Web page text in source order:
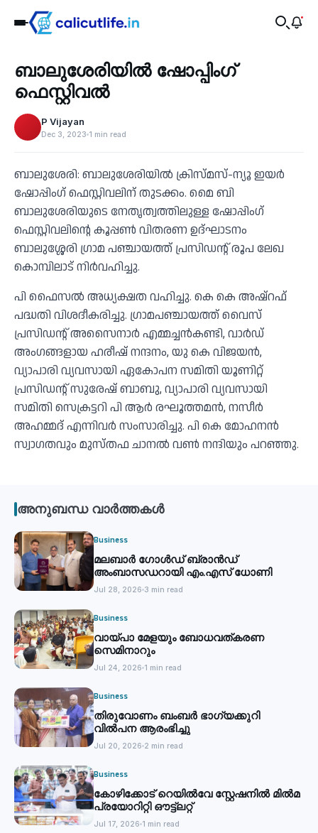
‹
Business
ബാലുശേരിയിൽ ഷോപ്പിംഗ്
ഫെസ്റ്റിവൽ
P Vijayan
Dec 3, 2023 1 min read
ബാലുശേരി: ബാലുശേരിയിൽ ക്രിസ്മസ്-ന്യൂ ഇയർ
ഷോപ്പിംഗ് ഫെസ്റ്റിവലിന് തുടക്കം. മൈ ബി
ബാലുശേരിയുടെ നേതൃത്വത്തിലുള്ള ഷോപ്പിംഗ്
ഫെസ്റ്റിവലിന്റെ കൂപ്പൺ വിതരണ ഉദ്ഘാടനം
ബാലുശ്ശേരി ഗ്രാമ പഞ്ചായത്ത്‌ പ്രസിഡന്റ് രൂപ ലേഖ
കൊമ്പിലാട് നിർവഹിച്ചു.
പി ഫൈസൽ അധ്യക്ഷത വഹിച്ചു. കെ കെ അഷ്റഫ്
പദ്ധതി വിശദീകരിച്ചു. ഗ്രാമപഞ്ചായത്ത് വൈസ്
പ്രസിഡന്റ് അസൈനാർ എമ്മച്ചൻകണ്ടി, വാർഡ്
അംഗങ്ങളായ ഹരീഷ് നന്ദനം, യു കെ വിജയൻ,
വ്യാപാരി വ്യവസായി ഏകോപന സമിതി യൂണിറ്റ്
പ്രസിഡന്റ് സുരേഷ് ബാബു, വ്യാപാരി വ്യവസായി
സമിതി സെക്രട്ടറി പി ആർ രഘൂത്തമൻ, നസീർ
അഹമ്മദ് എന്നിവർ സംസാരിച്ചു. പി കെ മോഹനൻ
സ്വാഗതവും മുസ്തഫ ചാനൽ വൺ നന്ദിയും പറഞ്ഞു.
അനുബന്ധ വാർത്തകൾ
Business
മലബാര്‍ ഗോൾഡ് ബ്രാന്‍ഡ്
അംബാസഡറായി എം.എസ് ധോണി
Jul 28, 2026 3 min read
Business
വായ്പാ മേളയും ബോധവത്കരണ
സെമിനാറും
Jul 24, 2026 1 min read
Business
തിരുവോണം ബംബര്‍ ഭാഗ്യക്കുറി
വില്‍പന ആരംഭിച്ചു
Jul 20, 2026 2 min read
Business
കോഴിക്കോട് റെയില്‍വേ സ്റ്റേഷനില്‍ മില്‍മ
പ്രയോറിറ്റി ഔട്ട്‌ലറ്റ്
Jul 17, 2026 1 min read